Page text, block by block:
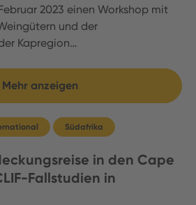
2023 einen Workshop mit
und der
Kapregion…
Mehr anzeigen
Südafrika
in den Cape
Fallstudien in